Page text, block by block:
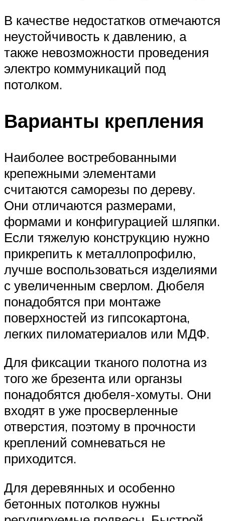
В качестве недостатков отмечаются
неустойчивость к давлению, а
также невозможности проведения
электро коммуникаций под
потолком.
Варианты крепления
Наиболее востребованными
крепежными элементами
считаются саморезы по дереву.
Они отличаются размерами,
формами и конфигурацией шляпки.
Если тяжелую конструкцию нужно
прикрепить к металлопрофилю,
лучше воспользоваться изделиями
с увеличенным сверлом. Дюбеля
понадобятся при монтаже
поверхностей из гипсокартона,
легких пиломатериалов или МДФ.
Для фиксации тканого полотна из
того же брезента или органзы
понадобятся дюбеля-хомуты. Они
входят в уже просверленные
отверстия, поэтому в прочности
креплений сомневаться не
приходится.
Для деревянных и особенно
бетонных потолков нужны